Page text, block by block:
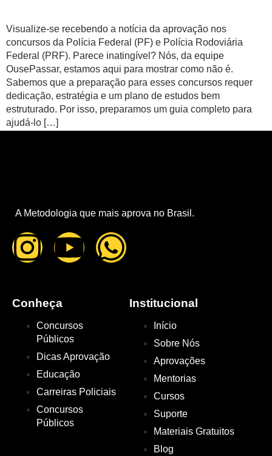
Visualize-se recebendo a notícia da aprovação nos
concursos da Polícia Federal (PF) e Polícia Rodoviária
Federal (PRF). Parece inatingível? Nós, da equipe
OusePassar, estamos aqui para mostrar como não é.
Sabemos que a preparação para esses concursos requer
dedicação, estratégia e um plano de estudos bem
estruturado. Por isso, preparamos um guia completo para
ajudá-lo […]
A Metodologia que mais aprova no Brasil.
Conheça
Concursos
Públicos
Dicas Aprovação
Educação
Carreiras Policiais
Concursos
Públicos
Institucional
Início
Sobre Nós
Aprovações
Mentorias
Cursos
Suporte
Materiais Gratuitos
Blog